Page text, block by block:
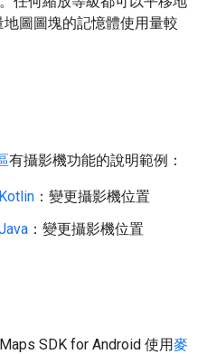
圖圖塊的記憶體使用量較
有攝影機功能的說明範例：
：變更攝影機位置
：變更攝影機位置
SDK for Android 使用麥